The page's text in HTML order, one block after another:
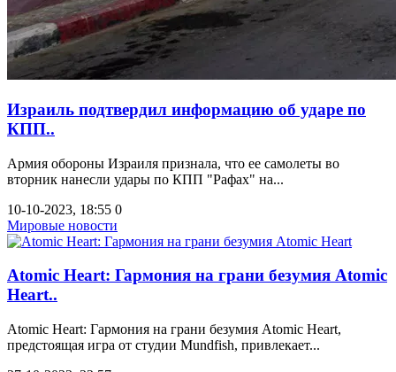
Израиль подтвердил информацию об ударе по
КПП..
Армия обороны Израиля признала, что ее самолеты во
вторник нанесли удары по КПП "Рафах" на...
10-10-2023, 18:55 0
Мировые новости
Atomic Heart: Гармония на грани безумия Atomic
Heart..
Atomic Heart: Гармония на грани безумия Atomic Heart,
предстоящая игра от студии Mundfish, привлекает...